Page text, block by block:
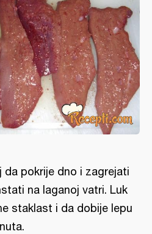
da pokrije dno i zagrejati
na laganoj vatri. Luk
staklast i da dobije lepu